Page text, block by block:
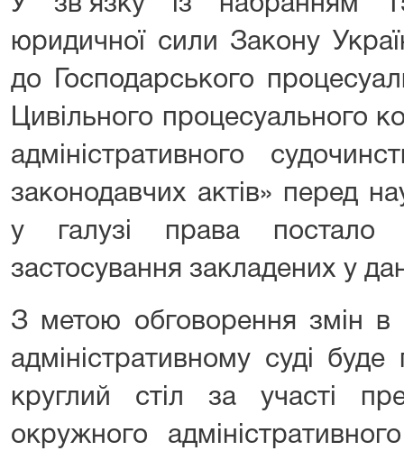
юридичної сили Закону
до Господарського
Цивільного процесуального
адміністративного
законодавчих актів» перед
у галузі права постало
застосування закладених у
З метою обговорення змін
адміністративному суді
круглий стіл за участі
окружного